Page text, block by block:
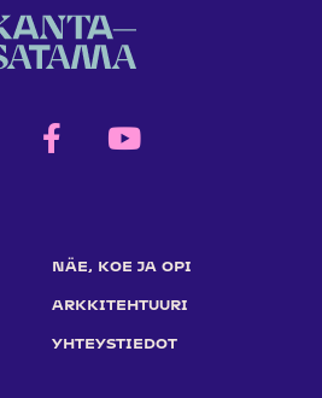
NÄE, KOE JA OPI
ARKKITEHTUURI
YHTEYSTIEDOT